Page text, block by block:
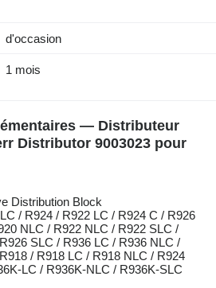
d'occasion
1 mois
— Distributeur
Distributor 9003023 pour
Distribution Block
/ R924 / R922 LC / R924 C / R926
NLC / R922 NLC / R922 SLC /
SLC / R936 LC / R936 NLC /
/ R918 LC / R918 NLC / R924
LC / R936K-NLC / R936K-SLC